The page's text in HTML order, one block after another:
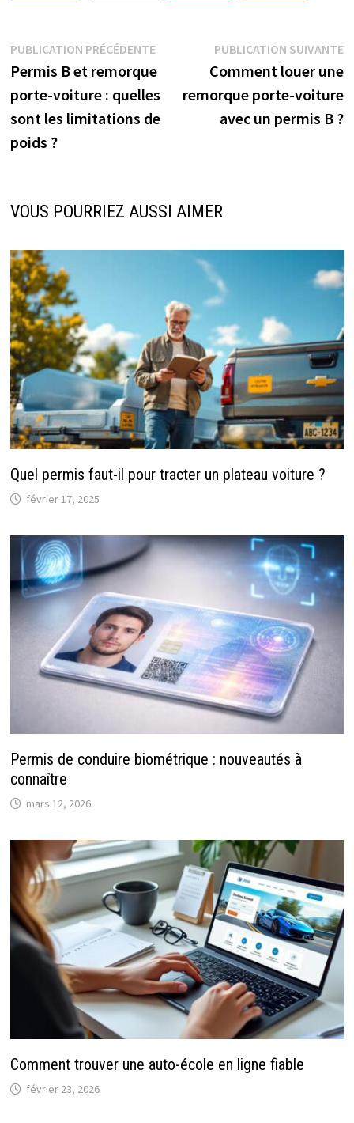
Navigation
de
l’article
PUBLICATION PRÉCÉDENTEPublication
précédente :
Permis B et remorque
porte-voiture : quelles
sont les limitations de
poids ?
PUBLICATION SUIVANTE
Comment louer une
remorque porte-voiture
avec un permis B ?
VOUS POURRIEZ AUSSI AIMER
Quel permis faut-il pour tracter un plateau voiture ?
février 17, 2025
Permis de conduire biométrique : nouveautés à
connaître
mars 12, 2026
Comment trouver une auto-école en ligne fiable
février 23, 2026